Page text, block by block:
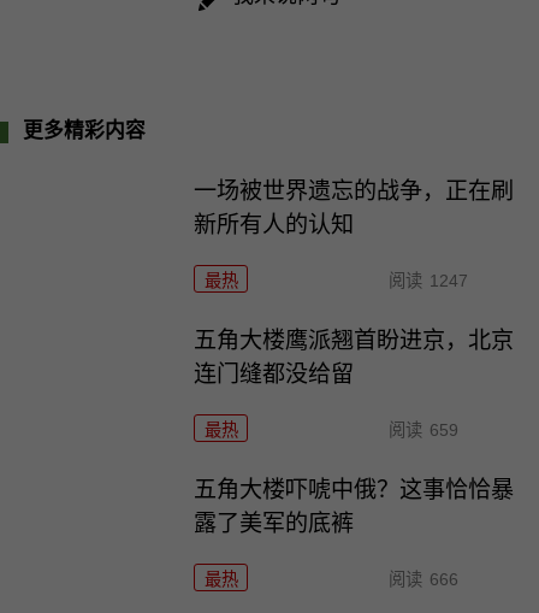
更多精彩内容
一场被世界遗忘的战争，正在刷
新所有人的认知
最热 阅读 1247
五角大楼鹰派翘首盼进京，北京
连门缝都没给留
最热 阅读 659
五角大楼吓唬中俄？这事恰恰暴
露了美军的底裤
最热 阅读 666